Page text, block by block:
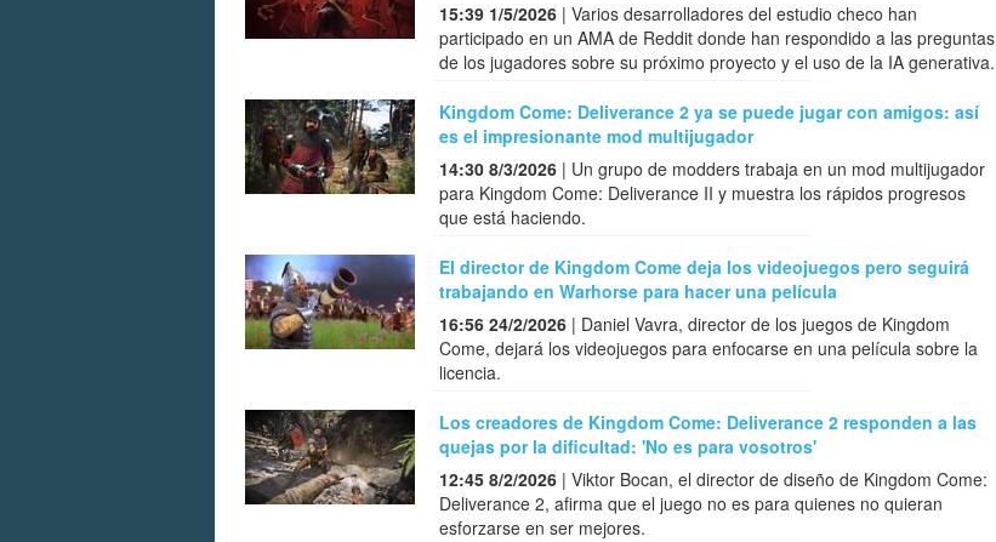
15:39 1/5/2026 | Varios desarrolladores del estudio checo han
participado en un AMA de Reddit donde han respondido a las preguntas
de los jugadores sobre su próximo proyecto y el uso de la IA generativa.
Kingdom Come: Deliverance 2 ya se puede jugar con amigos: así
es el impresionante mod multijugador
14:30 8/3/2026 | Un grupo de modders trabaja en un mod multijugador
para Kingdom Come: Deliverance II y muestra los rápidos progresos
que está haciendo.
El director de Kingdom Come deja los videojuegos pero seguirá
trabajando en Warhorse para hacer una película
16:56 24/2/2026 | Daniel Vavra, director de los juegos de Kingdom
Come, dejará los videojuegos para enfocarse en una película sobre la
licencia.
Los creadores de Kingdom Come: Deliverance 2 responden a las
quejas por la dificultad: 'No es para vosotros'
12:45 8/2/2026 | Viktor Bocan, el director de diseño de Kingdom Come:
Deliverance 2, afirma que el juego no es para quienes no quieran
esforzarse en ser mejores.